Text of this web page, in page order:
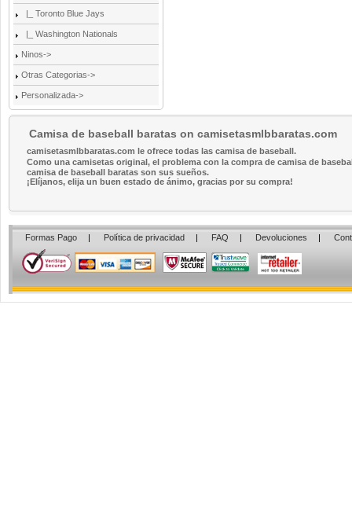
|_ Toronto Blue Jays
|_ Washington Nationals
Ninos->
Otras Categorias->
Personalizada->
Camisa de baseball baratas on camisetasmlbbaratas.com
camisetasmlbbaratas.com le ofrece todas las camisa de baseball.
Como una camisetas original, el problema con la compra de camisa de
camisa de baseball baratas son sus sueños.
¡Elíjanos, elija un buen estado de ánimo, gracias por su compra!
Formas Pago | Política de privacidad | FAQ | Devoluciones |